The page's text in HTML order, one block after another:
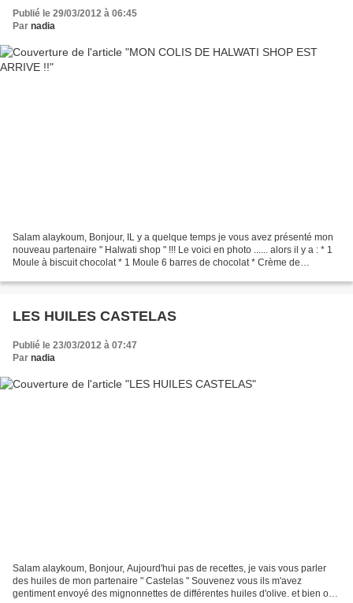
Publié le 29/03/2012 à 06:45
Par nadia
Salam alaykoum, Bonjour, IL y a quelque temps je vous avez présenté mon
nouveau partenaire " Halwati shop " !!! Le voici en photo ...... alors il y a : * 1
Moule à biscuit chocolat * 1 Moule 6 barres de chocolat * Crème de
LES HUILES CASTELAS
Publié le 23/03/2012 à 07:47
Par nadia
Salam alaykoum, Bonjour, Aujourd'hui pas de recettes, je vais vous parler
des huiles de mon partenaire " Castelas " Souvenez vous ils m'avez
gentiment envoyé des mignonnettes de différentes huiles d'olive. et bien on